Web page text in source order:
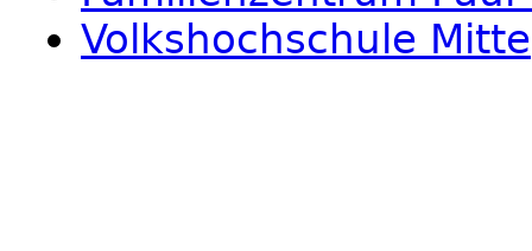
Volkshochschule Mitte